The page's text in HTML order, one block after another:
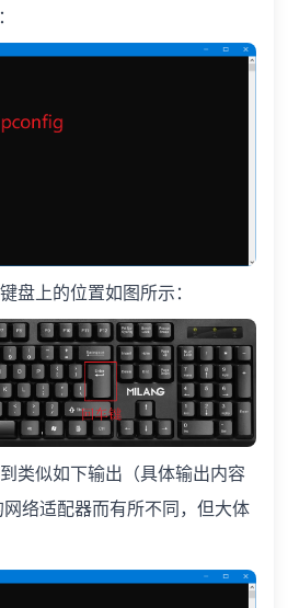
盘上的位置如图所示：
类似如下输出（具体输出内容
络适配器而有所不同，但大体